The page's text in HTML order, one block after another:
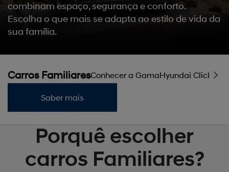
combinam espaço, segurança e conforto.
Escolha o que mais se adapta ao estilo de vida da
sua família.
Carros FamiliaresConhecer a GamaHyundai
Saber mais
Porquê escolher
carros Familiares?